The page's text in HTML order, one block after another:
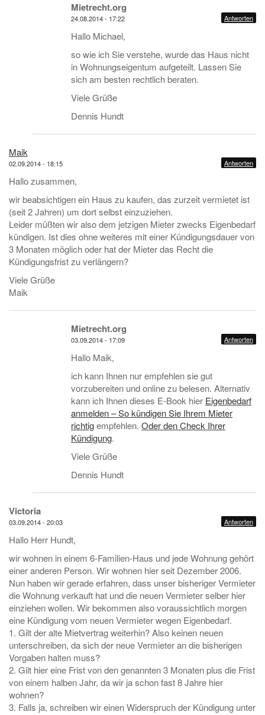
Mietrecht.org
24.08.2014 - 17:22 Antworten
Hallo Michael,
so wie ich Sie verstehe, wurde das Haus nicht
in Wohnungseigentum aufgeteilt. Lassen Sie
sich am besten rechtlich beraten.
Viele Grüße
Dennis Hundt
Maik
02.09.2014 - 18:15 Antworten
Hallo zusammen,
wir beabsichtigen ein Haus zu kaufen, das zurzeit vermietet ist
(seit 2 Jahren) um dort selbst einzuziehen.
Leider müßten wir also dem jetzigen Mieter zwecks Eigenbedarf
kündigen. Ist dies ohne weiteres mit einer Kündigungsdauer von
3 Monaten möglich oder hat der Mieter das Recht die
Kündigungsfrist zu verlängern?
Viele Grüße
Maik
Mietrecht.org
03.09.2014 - 17:09 Antworten
Hallo Maik,
ich kann Ihnen nur empfehlen sie gut
vorzubereiten und online zu belesen. Alternativ
kann ich Ihnen dieses E-Book hier Eigenbedarf
anmelden – So kündigen Sie Ihrem Mieter
richtigempfehlen. Oder den Check Ihrer
Kündigung.
Viele Grüße
Dennis Hundt
Victoria
03.09.2014 - 20:03 Antworten
Hallo Herr Hundt,
wir wohnen in einem 6-Familien-Haus und jede Wohnung gehört
einer anderen Person. Wir wohnen hier seit Dezember 2006.
Nun haben wir gerade erfahren, dass unser bisheriger Vermieter
die Wohnung verkauft hat und die neuen Vermieter selber hier
einziehen wollen. Wir bekommen also voraussichtlich morgen
eine Kündigung vom neuen Vermieter wegen Eigenbedarf.
1. Gilt der alte Mietvertrag weiterhin? Also keinen neuen
unterschreiben, da sich der neue Vermieter an die bisherigen
Vorgaben halten muss?
2. Gilt hier eine Frist von den genannten 3 Monaten plus die Frist
von einem halben Jahr, da wir ja schon fast 8 Jahre hier
wohnen?
3. Falls ja, schreiben wir einen Widerspruch der Kündigung unter